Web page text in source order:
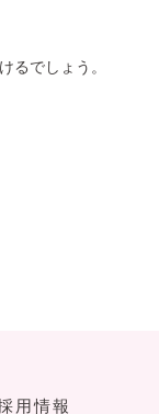
るでしょう。
用情報